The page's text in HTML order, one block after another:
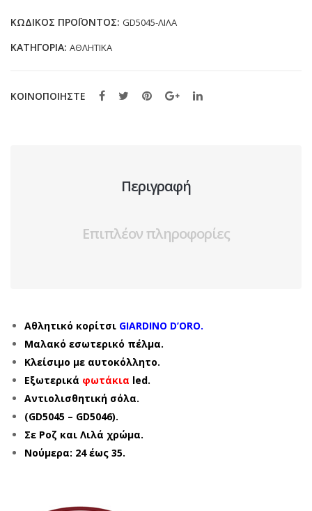
(24-
ποσότητα
ΚΩΔΙΚΌΣ ΠΡΟΪΌΝΤΟΣ: GD5045-ΛΙΛΑ
ΚΑΤΗΓΟΡΊΑ: ΑΘΛΗΤΙΚΑ
ΚΟΙΝΟΠΟΙΗΣΤΕ
Περιγραφή
Επιπλέον πληροφορίες
Αθλητικό κορίτσι GIARDINO D’ORO.
Μαλακό εσωτερικό πέλμα.
Κλείσιμο με αυτοκόλλητο.
Εξωτερικά φωτάκια led.
Αντιολισθητική σόλα.
(GD5045 – GD5046).
Σε Ροζ και Λιλά χρώμα.
Νούμερα: 24 έως 35.